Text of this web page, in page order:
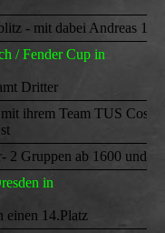
- mit dabei Andreas 13.
/ Fender Cup in
Dritter
ihrem Team TUS
2 Gruppen ab 1600 und
in
einen 14.Platz